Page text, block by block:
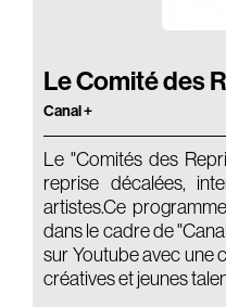
Le Comité des
Canal +
Le "Comités des
reprise décalées,
artistes.Ce
dans le cadre de
sur Youtube avec une
créatives et jeunes